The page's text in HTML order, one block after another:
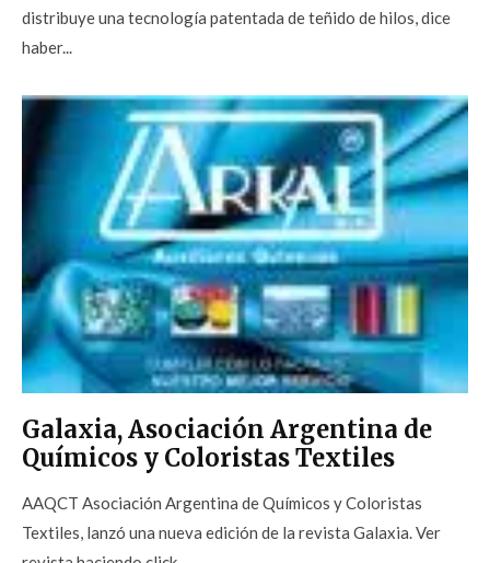
distribuye una tecnología patentada de teñido de hilos, dice
haber...
Galaxia, Asociación Argentina de
Químicos y Coloristas Textiles
AAQCT Asociación Argentina de Químicos y Coloristas
Textiles, lanzó una nueva edición de la revista Galaxia. Ver